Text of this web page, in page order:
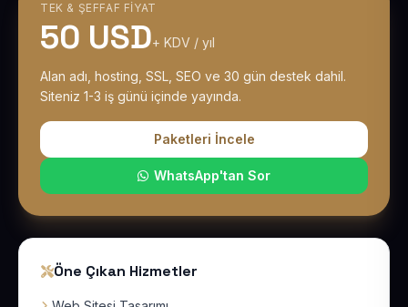
TEK & ŞEFFAF FIYAT
50 USD+ KDV / yıl
Alan adı, hosting, SSL, SEO ve 30 gün destek dahil.
Siteniz 1-3 iş günü içinde yayında.
Paketleri İncele
WhatsApp'tan Sor
Öne Çıkan Hizmetler